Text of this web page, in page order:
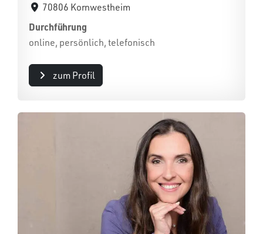
70806 Kornwestheim
Durchführung
online, persönlich, telefonisch
zum Profil